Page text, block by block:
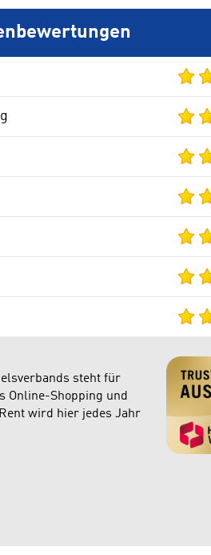
steht für
Online-Shopping und
wird hier jedes Jahr